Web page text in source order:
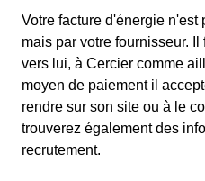
Votre facture d'énergie
mais par votre fournisseur.
vers lui, à Cercier comme
moyen de paiement il
rendre sur son site ou à le
trouverez également des
recrutement.